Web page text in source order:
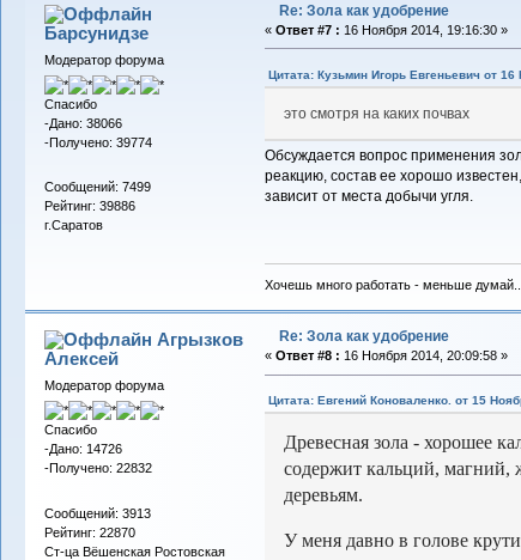
Барсунидзе
Модератор форума
Спасибо
-Дано: 38066
-Получено: 39774
Сообщений: 7499
Рейтинг: 39886
г.Саратов
Re: Зола как удобрение
« Ответ #7 : 16 Ноября 2014, 19:16:30 »
Цитата: Кузьмин Игорь Евгеньевич от
это смотря на каких почвах
Обсуждается вопрос применения
реакцию, состав ее хорошо
зависит от места добычи угля.
Хочешь много работать - меньше думай...
Агрызков
Алексей
Модератор форума
Спасибо
-Дано: 14726
-Получено: 22832
Сообщений: 3913
Рейтинг: 22870
Ст-ца Вёшенская Ростовская
Re: Зола как удобрение
« Ответ #8 : 16 Ноября 2014, 20:09:58 »
Цитата: Евгений Коноваленко. от 15
Древесная зола - хорошее
содержит кальций, магний,
деревьям.
У меня давно в голове